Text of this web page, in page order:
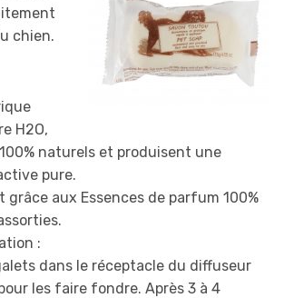
chien.
H2O,
naturels et produisent une
pure.
grâce aux Essences de parfum 100%
:
dans le réceptacle du diffuseur
les faire fondre. Après 3 à 4